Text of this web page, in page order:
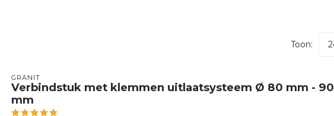
Toon:
GRANIT
Verbindstuk met klemmen uitlaatsysteem Ø 80 mm - 90
mm